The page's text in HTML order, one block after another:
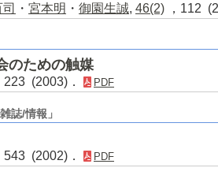
・ 宮本明 ・ 御園生誠, 46(2) ，112
のための触媒
223 (2003)． PDF
誌/情報」
543 (2002)． PDF